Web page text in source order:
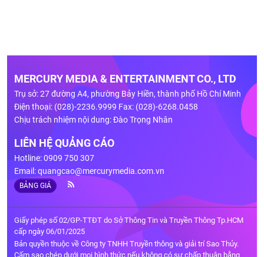
MERCURY MEDIA & ENTERTAINMENT CO., LTD
Trụ sở: 27 đường A4, phường Bảy Hiền, thành phố Hồ Chí Minh
Điện thoại: (028)-2236.9999 Fax: (028)-6268.0458
Chịu trách nhiệm nội dung: Đào Trọng Nhân
LIÊN HỆ QUẢNG CÁO
Hotline: 0909 750 307
Email:quangcao@mercurymedia.com.vn
BẢNG GIÁ
Giấy phép số 02/GP-TTĐT do Sở Thông Tin và Truyền Thông Tp.HCM
cấp ngày 06/01/2025
Bản quyền thuộc về Công ty TNHH Truyền thông và giải trí Sao Thủy.
Cấm sao chép dưới mọi hình thức nếu không có sự chấp thuận bằng